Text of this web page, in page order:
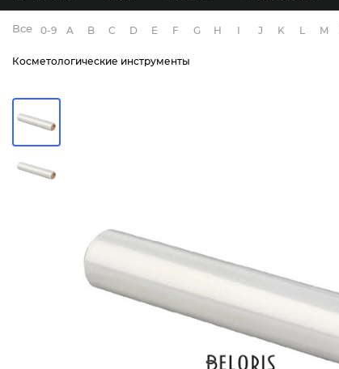
Все бренды
0-9 A B C D E F G H J K M
Косметологические инструменты